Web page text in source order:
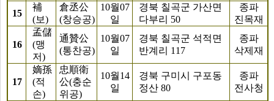
15
補
(보)
倉丞公
(창승공)
10월07
일
경북 칠곡군 가산면
다부리 50
종파
진목재
16
孟儲
(맹
저)
通贊公
(통찬공)
10월07
일
경북 칠곡군 석적면
반계리 117
종파
삭제재
17
嫡孫
(적
손)
忠順衛
公(충순
위공)
10월14
일
경북 구미시 구포동
정산 80
종파
전사청